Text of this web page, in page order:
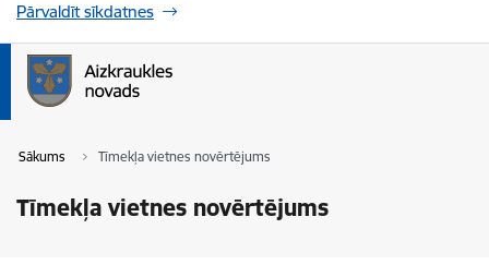
Pārvaldīt sīkdatnes
Sākums Tīmekļa vietnes novērtējums
Tīmekļa vietnes novērtējums